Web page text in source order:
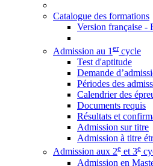
Catalogue des formations
Version française -
Admission au 1 ercycle
Test d'aptitude
Demande
Périodes des
Calendrier des
Documents requis
Résultats et
Admission sur titre
Admission à titre
Admission aux 2e et 3e
Admission en